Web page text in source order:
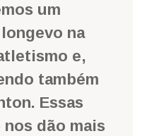
um
na
e,
também
Essas
dão mais